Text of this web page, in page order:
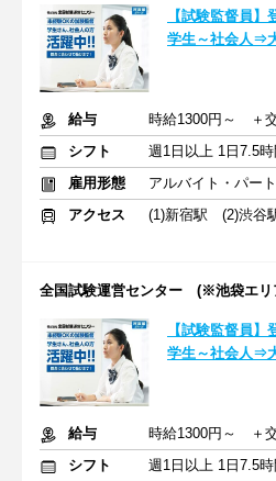
【試験監督員
学生～社会人⇒
給与
シフト
雇用形態
アルバイト・パート
アクセス
(1)新宿駅 (2)渋谷
全国試験運営センター (※池袋エリ
【試験監督員
学生～社会人⇒
給与
シフト